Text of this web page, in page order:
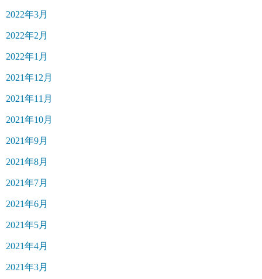
2022年3月
2022年2月
2022年1月
2021年12月
2021年11月
2021年10月
2021年9月
2021年8月
2021年7月
2021年6月
2021年5月
2021年4月
2021年3月